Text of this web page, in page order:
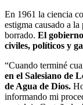
En 1961 la ciencia
estigma causado a
borrado. El
civiles, políticos y
“Cuando terminé
en el Salesiano de
de Agua de Dios.
informando mi